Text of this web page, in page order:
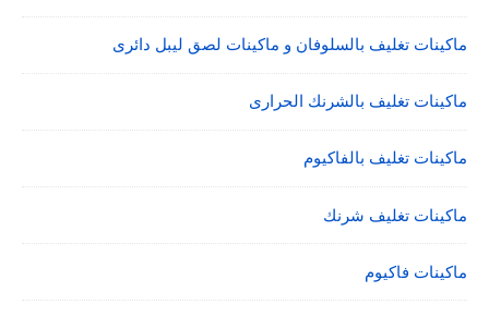
ماكينات تغليف بالسلوفان و ماكينات لصق ليبل دائرى
ماكينات تغليف بالشرنك الحرارى
ماكينات تغليف بالفاكيوم
ماكينات تغليف شرنك
ماكينات فاكيوم